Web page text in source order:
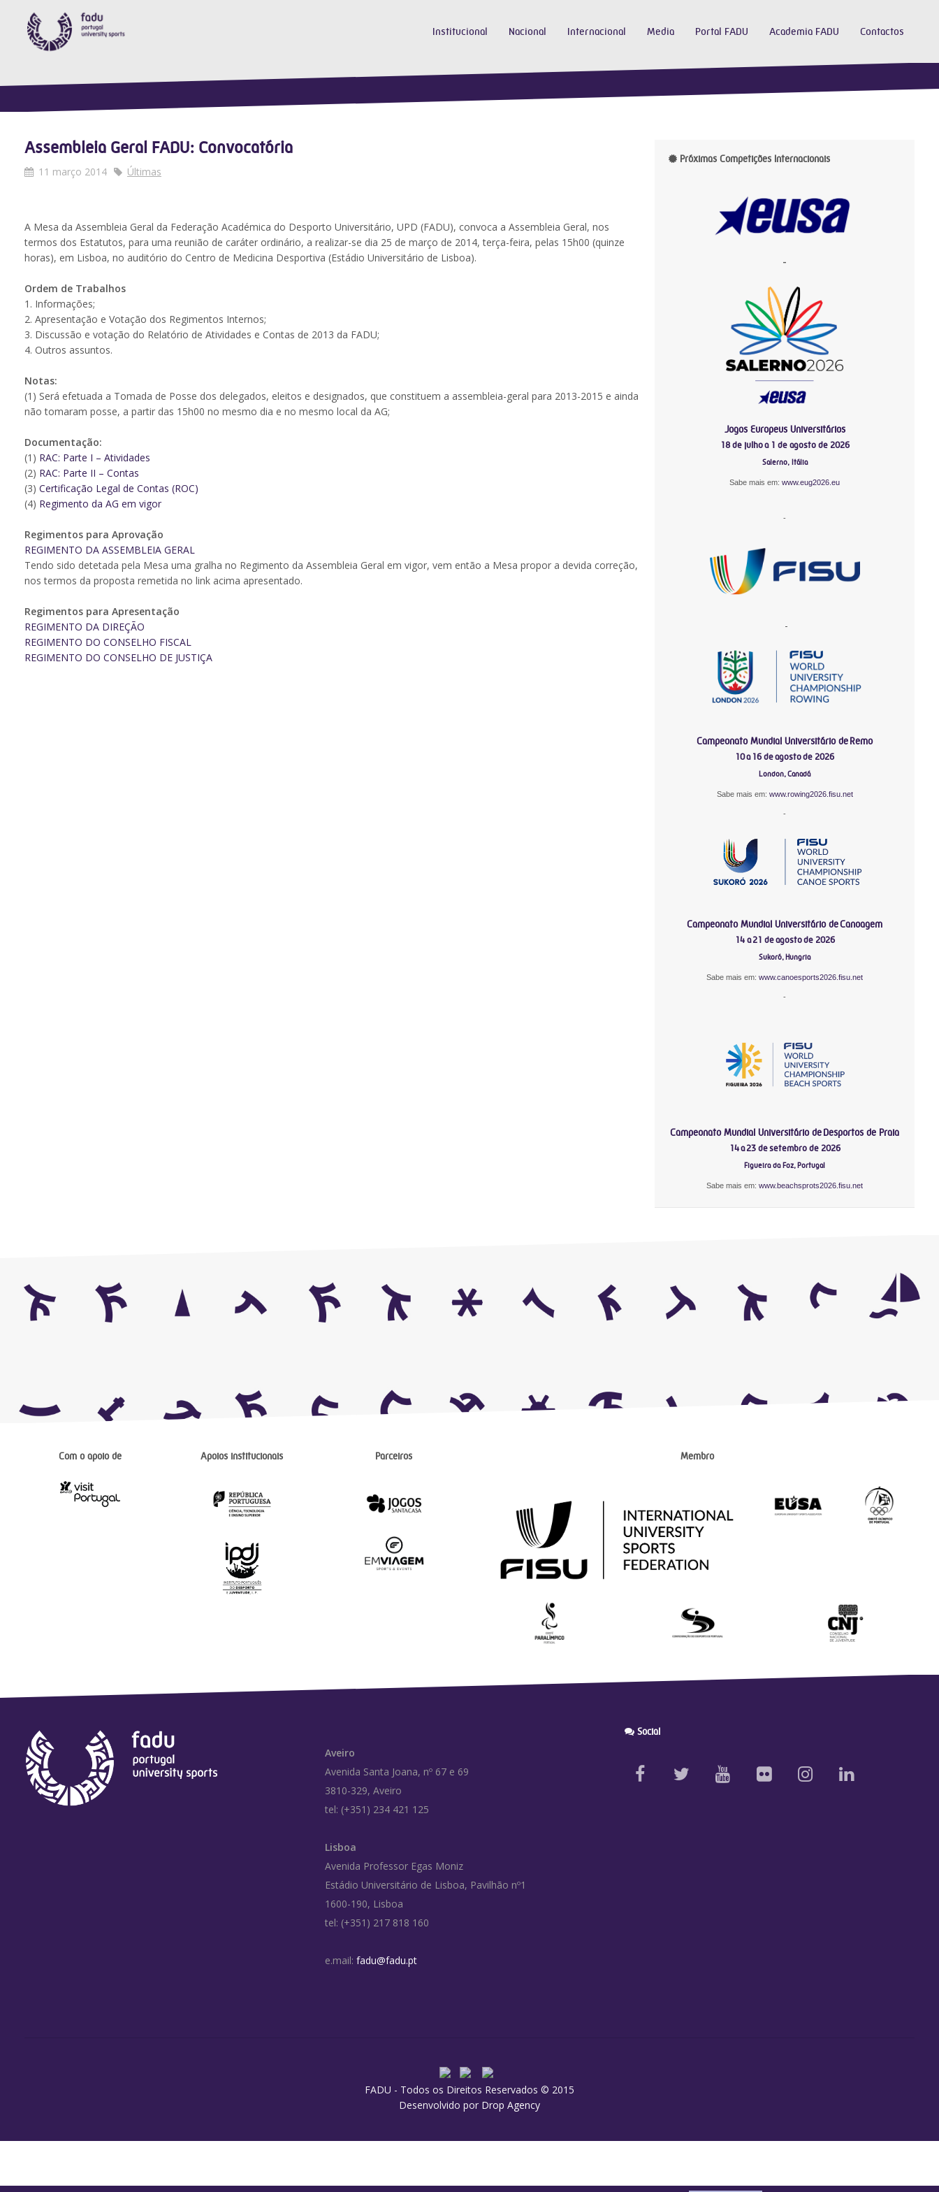
Institucional Nacional Internacional Media Portal FADU Academia FADU Contactos
Assembleia Geral FADU: Convocatória
11 março 2014 Últimas
A Mesa da Assembleia Geral da Federação Académica do Desporto Universitário, UPD (FADU), convoca a Assembleia Geral, nos
termos dos Estatutos, para uma reunião de caráter ordinário, a realizar-se dia 25 de março de 2014, terça-feira, pelas 15h00 (quinze
horas), em Lisboa, no auditório do Centro de Medicina Desportiva (Estádio Universitário de Lisboa).
Ordem de Trabalhos
1. Informações;
2. Apresentação e Votação dos Regimentos Internos;
3. Discussão e votação do Relatório de Atividades e Contas de 2013 da FADU;
4. Outros assuntos.
Notas:
(1) Será efetuada a Tomada de Posse dos delegados, eleitos e designados, que constituem a assembleia-geral para 2013-2015 e ainda
não tomaram posse, a partir das 15h00 no mesmo dia e no mesmo local da AG;
Documentação:
(1) RAC: Parte I – Atividades
(2) RAC: Parte II – Contas
(3) Certificação Legal de Contas (ROC)
(4) Regimento da AG em vigor
Regimentos para Aprovação
REGIMENTO DA ASSEMBLEIA GERAL
Tendo sido detetada pela Mesa uma gralha no Regimento da Assembleia Geral em vigor, vem então a Mesa propor a devida correção,
nos termos da proposta remetida no link acima apresentado.
Regimentos para Apresentação
REGIMENTO DA DIREÇÃO
REGIMENTO DO CONSELHO FISCAL
REGIMENTO DO CONSELHO DE JUSTIÇA
Próximas Competições Internacionais
-
Jogos Europeus Universitários
18 de julho a 1 de agosto de 2026
Salerno, Itália
Sabe mais em:www.eug2026.eu
-
-
Campeonato Mundial Universitário de Remo
10 a 16 de agosto de 2026
London, Canadá
Sabe mais em: www.rowing2026.fisu.net
-
Campeonato Mundial Universitário de Canoagem
14 a 21 de agosto de 2026
Sukoró, Hungria
Sabe mais em:www.canoesports2026.fisu.net
-
Campeonato Mundial Universitário de Desportos de Praia
14 a 23 de setembro de 2026
Figueira da Foz, Portugal
Sabe mais em:www.beachsprots2026.fisu.net
Com o apoio de Apoios institucionais Parceiros Membro
Aveiro
Avenida Santa Joana, nº 67 e 69
3810-329, Aveiro
tel: (+351) 234 421 125
Lisboa
Avenida Professor Egas Moniz
Estádio Universitário de Lisboa, Pavilhão nº1
1600-190, Lisboa
tel: (+351) 217 818 160
e.mail: fadu@fadu.pt
Social
FADU - Todos os Direitos Reservados © 2015
Desenvolvido por Drop Agency